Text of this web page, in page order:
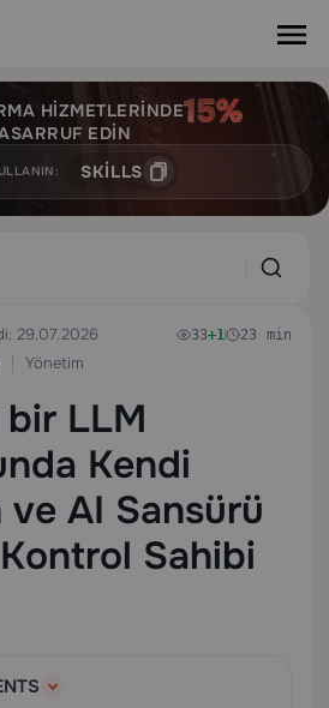
HIZMETLERINDE
EDIN
SKILLS
29.07.2026
Yönetim
33+1 23 min
bir LLM
Kendi
ve AI Sansürü
Sahibi